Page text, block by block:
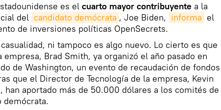
es el cuarto mayor contribuyente a la
del candidato demócrata , Joe Biden, informa el
de inversiones políticas OpenSecrets.
ni tampoco es algo nuevo. Lo cierto es que
Brad Smith, ya organizó el año pasado en
de Washington, un evento de recaudación de fondos
que el Director de Tecnología de la empresa, Kevin
han aportado más de 50.000 dólares a los comités de
demócrata.